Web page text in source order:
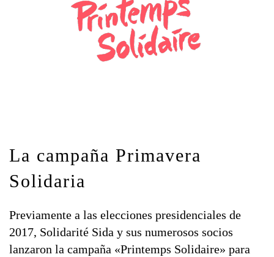
La campaña Primavera
Solidaria
Previamente a las elecciones presidenciales de
2017, Solidarité Sida y sus numerosos socios
lanzaron la campaña «Printemps Solidaire» para